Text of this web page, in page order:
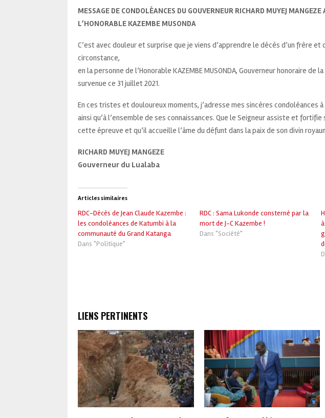
MESSAGE DE CONDOLÉANCES DU GOUVERNEUR RICHARD MUYEJ MANGEZE
L’HONORABLE KAZEMBE MUSONDA
C’est avec douleur et surprise que je viens d’apprendre le décès d’un frère et
circonstance,
en la personne de l’Honorable KAZEMBE MUSONDA, Gouverneur honoraire de
survenue ce 31 juillet 2021.
En ces tristes et douloureux moments, j’adresse mes sincères condoléances
ainsi qu’à l’ensemble de ses connaissances. Que le Seigneur assiste et
cette épreuve et qu’il accueille l’âme du défunt dans la paix de son divin
RICHARD MUYEJ MANGEZE
Gouverneur du Lualaba
Articles similaires
RDC-Décès de Jean Claude Kazembe :
les condoléances de Katumbi à la
communauté du Grand Katanga
Dans "Politique"
RDC : Sama Lukonde consterné par la
mort de J-C Kazembe !
Dans "Société"
LIENS PERTINENTS